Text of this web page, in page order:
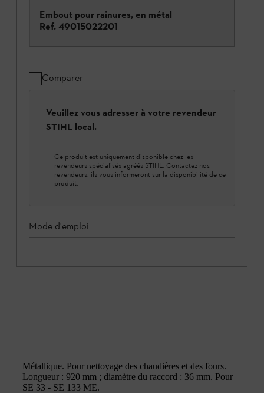
Embout pour rainures, en métal
Ref. 49015022201
Comparer
Veuillez vous adresser à votre revendeur
STIHL local.
Ce produit est uniquement disponible chez les
revendeurs spécialisés agréés STIHL. Contactez nos
revendeurs, ils vous informeront sur la disponibilité de ce
produit.
Mode d'emploi
Métallique. Pour nettoyage des chaudières et des fours.
Longueur : 920 mm ; diamètre du raccord : 36 mm. Pour
SE 33 - SE 133 ME.